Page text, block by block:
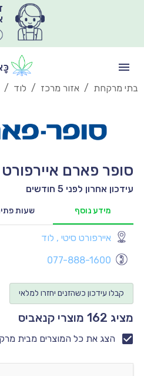
בתי מרקחת / אזור מרכז / לוד /
סופר פארם איירפורט
עידכון אחרון לפני 5 חודשים
מידע נוסף שעות
איירפורט סיטי , לוד
077-888-1600
קבלו עידכון כשהזנים יחזרו למלאי
מציג 162 מוצרי קנאביס
הצג את כל המוצרים מבית